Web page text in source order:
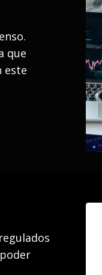
que
este